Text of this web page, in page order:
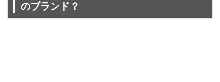
のブランド？